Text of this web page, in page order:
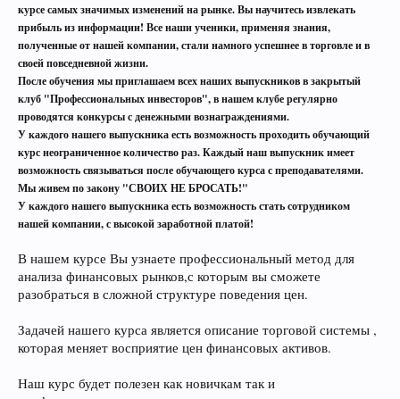
курсе самых значимых изменений на рынке. Вы научитесь извлекать
прибыль из информации! Все наши ученики, применяя знания,
полученные от нашей компании, стали намного успешнее в торговле и в
своей повседневной жизни.
После обучения мы приглашаем всех наших выпускников в закрытый
клуб "Профессиональных инвесторов", в нашем клубе регулярно
проводятся конкурсы с денежными вознаграждениями.
У каждого нашего выпускника есть возможность проходить обучающий
курс неограниченное количество раз. Каждый наш выпускник имеет
возможность связываться после обучающего курса с преподавателями.
Мы живем по закону "СВОИХ НЕ БРОСАТЬ!"
У каждого нашего выпускника есть возможность стать сотрудником
нашей компании, с высокой заработной платой!
В нашем курсе Вы узнаете профессиональный метод для
анализа финансовых рынков,с которым вы сможете
разобраться в сложной структуре поведения цен.
Задачей нашего курса является описание торговой системы ,
которая меняет восприятие цен финансовых активов.
Наш курс будет полезен как новичкам так и